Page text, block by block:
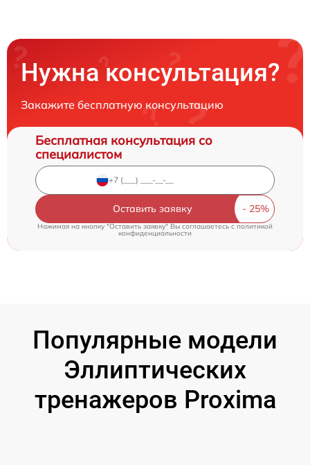
Нужна консультация?
Закажите бесплатную консультацию
Бесплатная консультация со
специалистом
Оставить заявку
Нажимая на кнопку "Оставить заявку" Вы соглашаетесь cполитикой
конфиденциальности
Популярные модели
Эллиптических
тренажеров Proxima